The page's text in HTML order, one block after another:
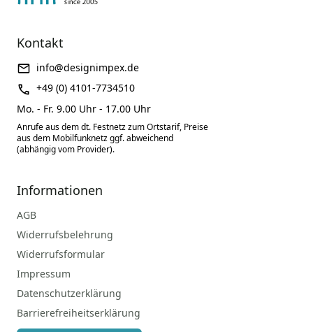
Kontakt
info@designimpex.de
+49 (0) 4101-7734510
Mo. - Fr. 9.00 Uhr - 17.00 Uhr
Anrufe aus dem dt. Festnetz zum Ortstarif, Preise
aus dem Mobilfunknetz ggf. abweichend
(abhängig vom Provider).
Informationen
AGB
Widerrufsbelehrung
Widerrufsformular
Impressum
Datenschutzerklärung
Barrierefreiheitserklärung